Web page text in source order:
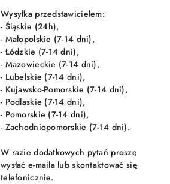
Wyślij
Wysyłka przedstawicielem:
- Śląskie (24h),
- Małopolskie (7-14 dni),
- Łódzkie (7-14 dni),
- Mazowieckie (7-14 dni),
- Lubelskie (7-14 dni),
- Kujawsko-Pomorskie (7-14 dni),
- Podlaskie (7-14 dni),
- Pomorskie (7-14 dni),
- Zachodniopomorskie (7-14 dni).
W razie dodatkowych pytań proszę
wysłać e-maila lub skontaktować się
telefonicznie.